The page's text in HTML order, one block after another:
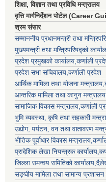
शिक्षा, विज्ञान तथा प्रविधि मन्त्रालय
वृत्ति मार्गनिर्देशन पोर्टल
श्रम संसार
सम्माननीय प्रधानमन्त्री तथा
मुख्यमन्त्री तथा मन्त्रिपरिषद्को
प्रदेश प्रमुखको कार्यालय,कर्णाली
प्रदेश सभा सचिवालय,कर्णाली प्रदेश
आर्थिक मामिला तथा योजना
आन्तरिक मामिला तथा कानुन
सामाजिक विकास मन्त्रालय,कर्णाली
भुमि व्यवस्था, कृषि तथा सहकारी
उद्योग, पर्यटन, वन तथा वातावरण
भौतिक पूर्वाधार विकास
प्रादेशिक लेखा नियन्त्रक
जिल्ला समन्वय समितिको
सङ्घीय मामिला तथा सामान्य प्रशासन